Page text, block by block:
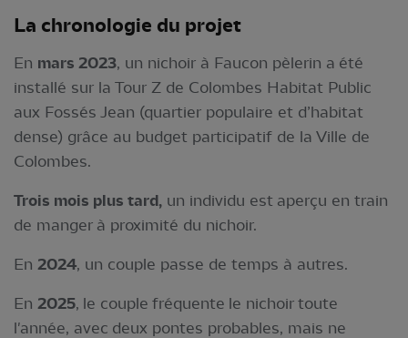
La chronologie du projet
En mars 2023, un nichoir à Faucon pèlerin a été
installé sur la Tour Z de Colombes Habitat Public
aux Fossés Jean (quartier populaire et d’habitat
dense) grâce au budget participatif de la Ville de
Colombes.
Trois mois plus tard, un individu est aperçu en train
de manger à proximité du nichoir.
En 2024, un couple passe de temps à autres.
En 2025, le couple fréquente le nichoir toute
l'année, avec deux pontes probables, mais ne